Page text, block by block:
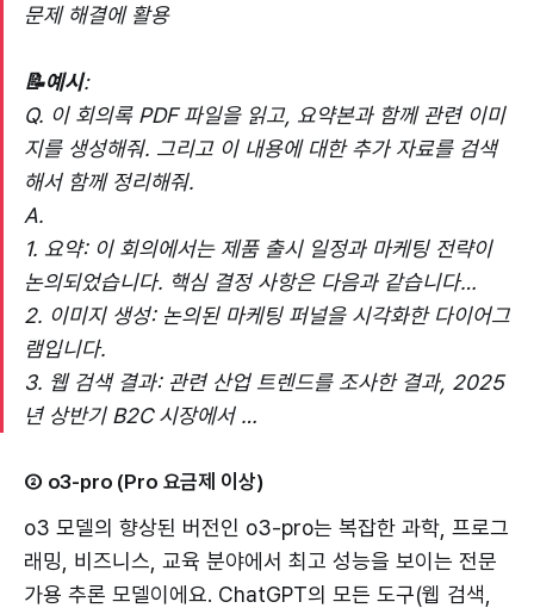
문제 해결에 활용
📝예시:
Q. 이 회의록 PDF 파일을 읽고, 요약본과 함께 관련 이미
지를 생성해줘. 그리고 이 내용에 대한 추가 자료를 검색
해서 함께 정리해줘.
A.
1. 요약: 이 회의에서는 제품 출시 일정과 마케팅 전략이
논의되었습니다. 핵심 결정 사항은 다음과 같습니다…
2. 이미지 생성: 논의된 마케팅 퍼널을 시각화한 다이어그
램입니다.
3. 웹 검색 결과: 관련 산업 트렌드를 조사한 결과, 2025
년 상반기 B2C 시장에서 …
② o3-pro (Pro 요금제 이상)
o3 모델의 향상된 버전인 o3-pro는 복잡한 과학, 프로그
래밍, 비즈니스, 교육 분야에서 최고 성능을 보이는 전문
가용 추론 모델이에요. ChatGPT의 모든 도구(웹 검색,